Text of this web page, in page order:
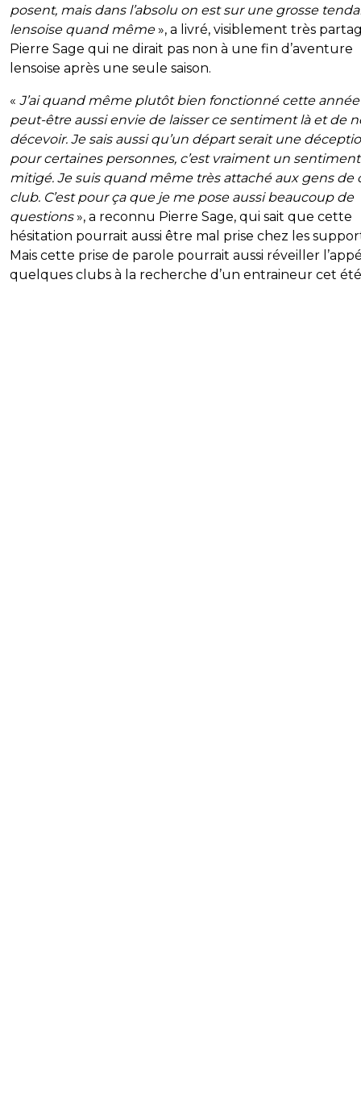
posent, mais dans l’absolu on est sur une grosse
lensoise quand même», a livré, visiblement très
Pierre Sage qui ne dirait pas non à une fin d’aventure
lensoise après une seule saison.
« J’ai quand même plutôt bien fonctionné cette année
peut-être aussi envie de laisser ce sentiment là et de
décevoir. Je sais aussi qu’un départ serait une
pour certaines personnes, c’est vraiment un sentiment
mitigé. Je suis quand même très attaché aux gens de
club. C’est pour ça que je me pose aussi beaucoup de
questions», a reconnu Pierre Sage, qui sait que cette
hésitation pourrait aussi être mal prise chez les
Mais cette prise de parole pourrait aussi réveiller
quelques clubs à la recherche d’un entraineur cet